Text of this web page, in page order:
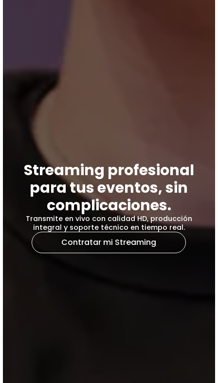
Streaming profesional
para tus eventos, sin
complicaciones.
Transmite en vivo con calidad HD, producción
integral y soporte técnico en tiempo real.
Contratar mi Streaming